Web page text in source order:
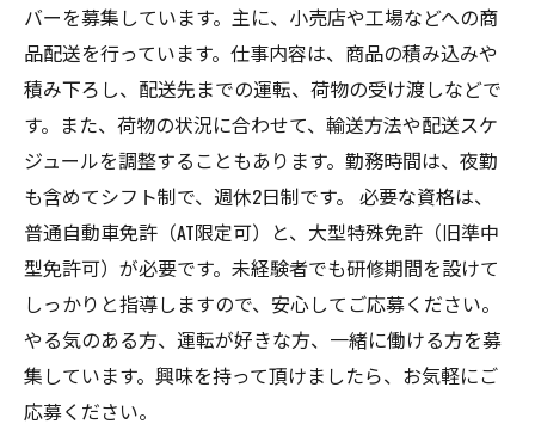
バーを募集しています。主に、小売店や工場などへの商
品配送を行っています。仕事内容は、商品の積み込みや
積み下ろし、配送先までの運転、荷物の受け渡しなどで
す。また、荷物の状況に合わせて、輸送方法や配送スケ
ジュールを調整することもあります。勤務時間は、夜勤
も含めてシフト制で、週休2日制です。 必要な資格は、
普通自動車免許（AT限定可）と、大型特殊免許（旧準中
型免許可）が必要です。未経験者でも研修期間を設けて
しっかりと指導しますので、安心してご応募ください。
やる気のある方、運転が好きな方、一緒に働ける方を募
集しています。興味を持って頂けましたら、お気軽にご
応募ください。